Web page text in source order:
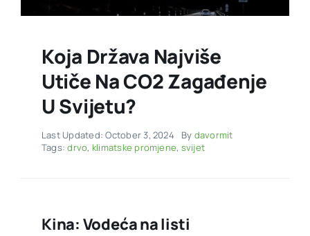
Koja Država Najviše
Utiče Na CO2 Zagađenje
U Svijetu?
Last Updated: October 3, 2024 By davormit
Tags:drvo, klimatske promjene, svijet
Kina: Vodeća na listi